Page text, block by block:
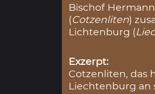
Bischof
(Cotzenliten)
Lichtenburg (
Exzerpt:
Cotzenliten, das
Liechtenburg an